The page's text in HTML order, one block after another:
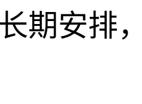
期安排